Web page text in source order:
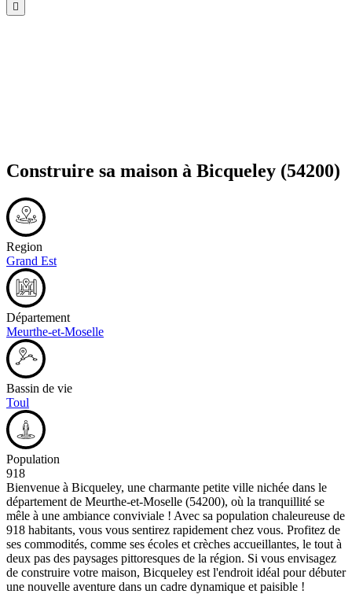
Construire sa maison à Bicqueley (54200)
Region
Grand Est
Département
Meurthe-et-Moselle
Bassin de vie
Toul
Population
918
Bienvenue à Bicqueley, une charmante petite ville nichée dans le
département de Meurthe-et-Moselle (54200), où la tranquillité se
mêle à une ambiance conviviale ! Avec sa population chaleureuse de
918 habitants, vous vous sentirez rapidement chez vous. Profitez de
ses commodités, comme ses écoles et crèches accueillantes, le tout à
deux pas des paysages pittoresques de la région. Si vous envisagez
de construire votre maison, Bicqueley est l'endroit idéal pour débuter
une nouvelle aventure dans un cadre dynamique et paisible !